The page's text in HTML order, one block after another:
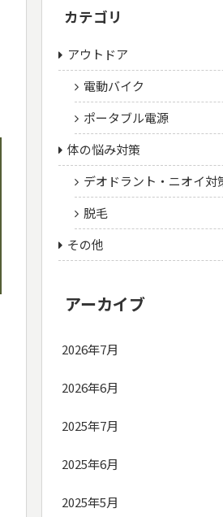
カテゴリ
アウトドア
電動バイク
ポータブル電源
体の悩み対策
デオドラント・ニオイ対
脱毛
その他
アーカイブ
2026年7月
2026年6月
2025年7月
2025年6月
2025年5月